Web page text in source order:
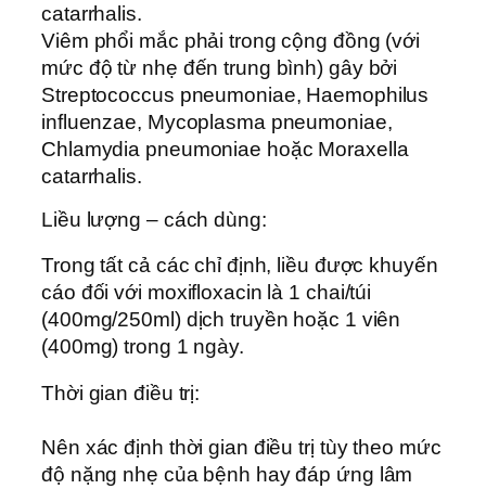
catarrhalis.
Viêm phổi mắc phải trong cộng đồng (với
mức độ từ nhẹ đến trung bình) gây bởi
Streptococcus pneumoniae, Haemophilus
influenzae, Mycoplasma pneumoniae,
Chlamydia pneumoniae hoặc Moraxella
catarrhalis.
Liều lượng – cách dùng:
Trong tất cả các chỉ định, liều được khuyến
cáo đối với moxifloxacin là 1 chai/túi
(400mg/250ml) dịch truyền hoặc 1 viên
(400mg) trong 1 ngày.
Thời gian điều trị:
Nên xác định thời gian điều trị tùy theo mức
độ nặng nhẹ của bệnh hay đáp ứng lâm